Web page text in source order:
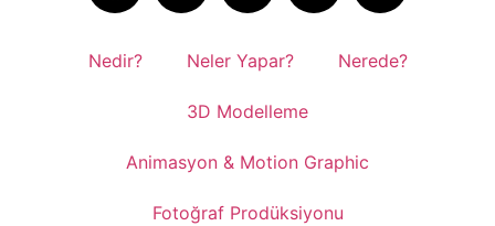
Nedir? Neler Yapar? Nerede?
3D Modelleme
Animasyon & Motion Graphic
Fotoğraf Prodüksiyonu